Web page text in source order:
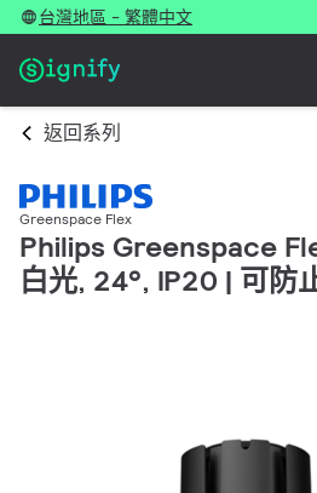
台灣地區 - 繁體中文
返回系列
Greenspace Flex
Philips Greenspace
白光, 24°, IP20 | 可防